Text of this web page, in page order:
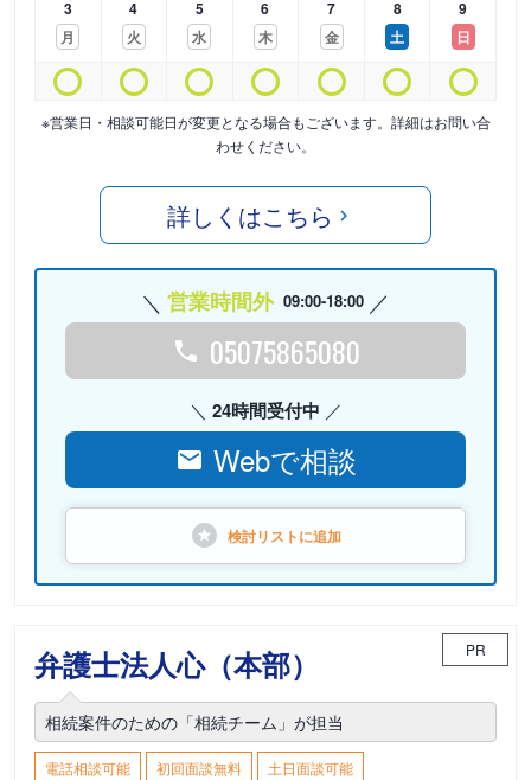
3
月
4
火
5
水
6
木
7
金
8
土
9
日
※営業日・相談可能日が変更となる場合もございます。詳細はお問い合
わせください。
詳しくはこちら
営業時間外 09:00-18:00
05075865080
24時間受付中
Webで相談
検討リストに追加
弁護士法人心（本部） PR
相続案件のための「相続チーム」が担当
電話相談可能 初回面談無料
土日面談可能